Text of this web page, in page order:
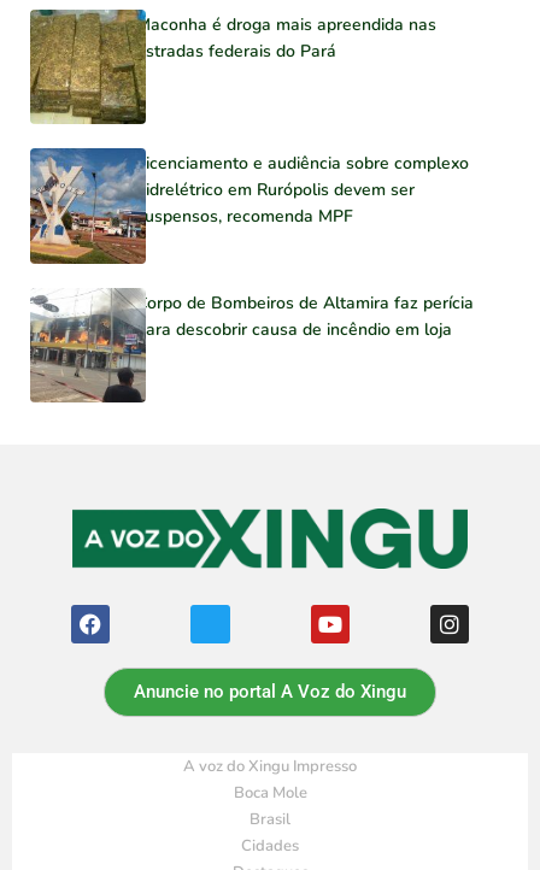
Maconha é droga mais apreendida nas
estradas federais do Pará
Licenciamento e audiência sobre complexo
hidrelétrico em Rurópolis devem ser
suspensos, recomenda MPF
Corpo de Bombeiros de Altamira faz perícia
para descobrir causa de incêndio em loja
Anuncie no portal A Voz do Xingu
A voz do Xingu Impresso
Boca Mole
Brasil
Cidades